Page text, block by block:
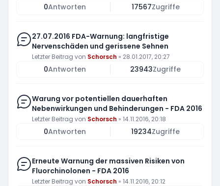
0Antworten 17567Zugriffe
27.07.2016 FDA-Warnung: langfristige
Nervenschäden und gerissene Sehnen
Letzter Beitrag von Schorsch » 28.01.2017, 20:27
0Antworten 23943Zugriffe
Warung vor potentiellen dauerhaften
Nebenwirkungen und Behinderungen - FDA 2016
Letzter Beitrag von Schorsch » 14.11.2016, 20:18
0Antworten 19234Zugriffe
Erneute Warnung der massiven Risiken von
Fluorchinolonen - FDA 2016
Letzter Beitrag von Schorsch » 14.11.2016, 20:12